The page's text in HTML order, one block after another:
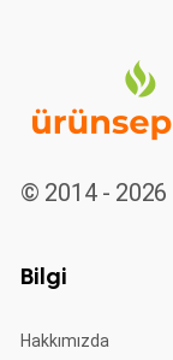
© 2014 - 2026
Bilgi
Hakkımızda